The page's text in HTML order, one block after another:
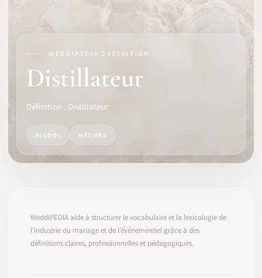
LOGICIEL
IDENTITÉ PRO
COMMENCER
WEDDIPEDIA DEFINITION
Distillateur
Définition : Distillateur
ALCOOL MÉTIERS
WeddiPEDIA aide à structurer le vocabulaire et la lexicologie de
l’industrie du mariage et de l’événementiel grâce à des
définitions claires, professionnelles et pédagogiques.